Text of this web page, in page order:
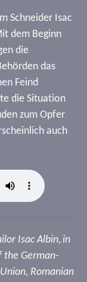
Schneider Isac
dem Beginn
die
das
Feind
die Situation
zum Opfer
auch
Isac Albin, in
the German-
Romanian